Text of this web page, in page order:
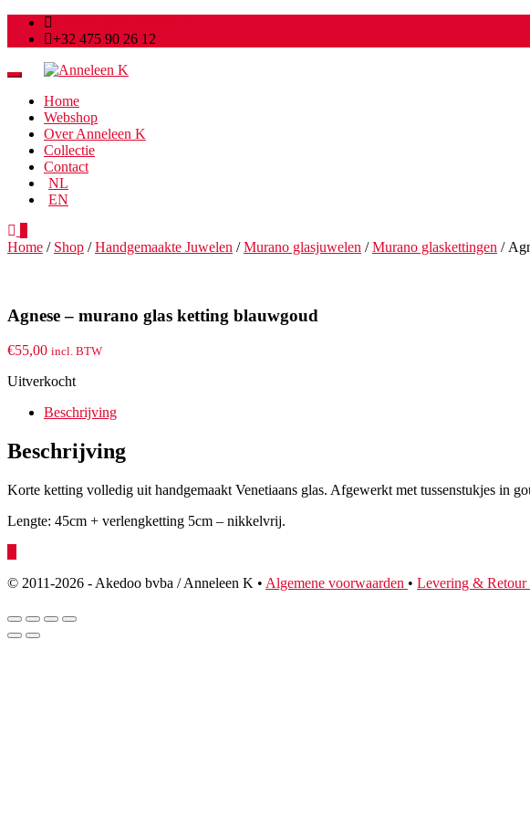
+32 475 90 26 12
Toggle
navigationHome
Webshop
Over Anneleen K
Collectie
Contact
NL
EN
Home / Shop /Handgemaakte Juwelen /Murano glasjuwelen /Murano glaskettingen /
Agnese – murano glas ketting blauwgoud
€55,00 incl. BTW
Uitverkocht
Beschrijving
Beschrijving
Korte ketting volledig uit handgemaakt Venetiaans glas. Afgewerkt met tussenstukjes in
Lengte: 45cm + verlengketting 5cm – nikkelvrij.
© 2011-2026 - Akedoo bvba / Anneleen K • Algemene voorwaarden • Levering & Retour